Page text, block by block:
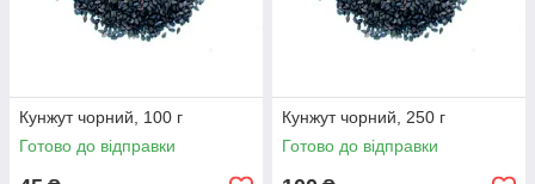
Кунжут чорний, 100 г
Готово до відправки
Кунжут чорний, 250 г
Готово до відправки